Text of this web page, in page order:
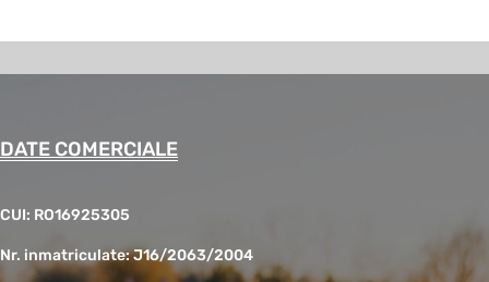
DATE COMERCIALE
CUI: RO16925305
Nr. inmatriculate: J16/2063/2004